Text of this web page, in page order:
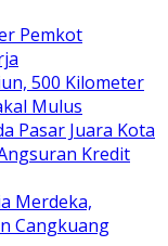
Pemkot
500 Kilometer
Mulus
Pasar Juara Kota
Kredit
Merdeka,
Cangkuang